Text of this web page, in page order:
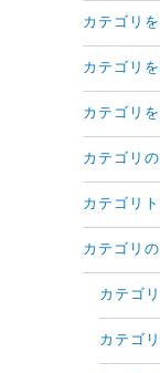
カテゴリ
カテゴリ
カテゴリ
カテゴリ
カテゴリ
カテゴリ
カテゴ
カテゴ